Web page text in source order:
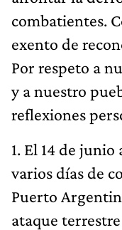
combatientes.
exento de
Por respeto a
y a nuestro
reflexiones
1. El 14 de
varios días de
Puerto
ataque